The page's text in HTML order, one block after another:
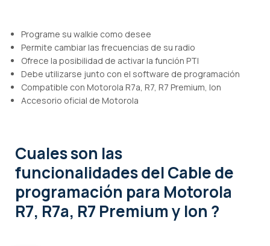
Programe su walkie como desee
Permite cambiar las frecuencias de su radio
Ofrece la posibilidad de activar la función PTI
Debe utilizarse junto con el software de programación
Compatible con Motorola R7a, R7, R7 Premium, Ion
Accesorio oficial de Motorola
Cuales son las
funcionalidadesdel Cable de
programación para Motorola
R7, R7a, R7 Premium y Ion ?